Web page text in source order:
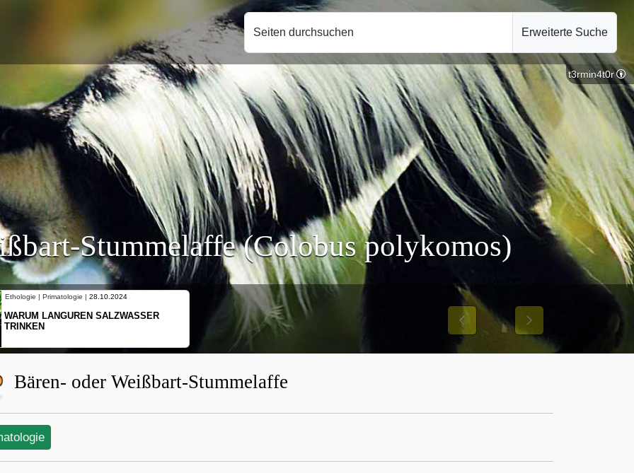
Seiten durchsuchen Erweiterte Suche
Stummelaffe (Colobus polykomos)
Ethologie | Primatologie | 10.10.2024
NEUES VON WEIBLICHEN
SCHOPFGIBBONS UND IHRER
Previous Next
t3rmin4t0r
Bären- oder Weißbart-Stummelaffe